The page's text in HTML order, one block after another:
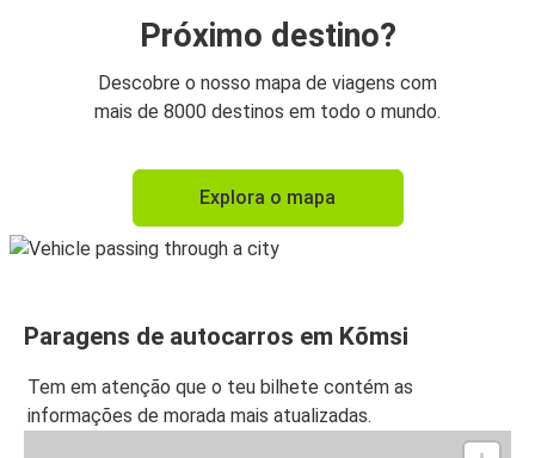
Próximo destino?
Descobre o nosso mapa de viagens com
mais de 8000 destinos em todo o mundo.
Explora o mapa
Paragens de autocarros em Kõmsi
Tem em atenção que o teu bilhete contém as
informações de morada mais atualizadas.